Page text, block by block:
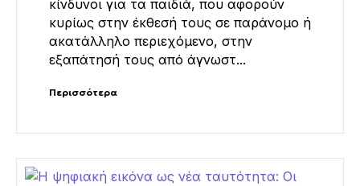
κίνδυνοι για τα παιδιά, που αφορούν
κυρίως στην έκθεσή τους σε παράνομο ή
ακατάλληλο περιεχόμενο, στην
εξαπάτησή τους από άγνωστ...
Περισσότερα